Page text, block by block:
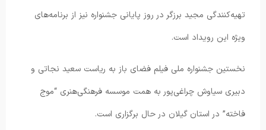
تهیه‌کنندگی مجید برزگر در روز پایانی جشنواره نیز از برنامه‌های
ویژه این رویداد است.
نخستین جشنواره ملی فیلم فضای باز به ریاست سعید نجاتی و
دبیری سیاوش چراغی‌پور به همت موسسه فرهنگی‌هنری “موج
فاخته” در استان گیلان در حال برگزاری است.